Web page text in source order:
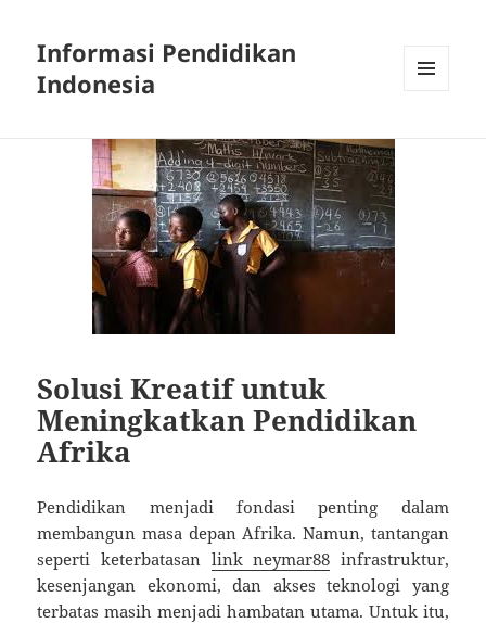
Informasi Pendidikan
Indonesia
Solusi Kreatif untuk
Meningkatkan Pendidikan
Afrika
Pendidikan menjadi fondasi penting dalam
membangun masa depan Afrika. Namun, tantangan
seperti keterbatasan link neymar88 infrastruktur,
kesenjangan ekonomi, dan akses teknologi yang
terbatas masih menjadi hambatan utama. Untuk itu,